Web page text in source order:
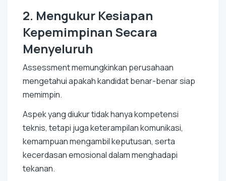
2. Mengukur Kesiapan
Kepemimpinan Secara
Menyeluruh
Assessment memungkinkan perusahaan
mengetahui apakah kandidat benar-benar siap
memimpin.
Aspek yang diukur tidak hanya kompetensi
teknis, tetapi juga keterampilan komunikasi,
kemampuan mengambil keputusan, serta
kecerdasan emosional dalam menghadapi
tekanan.